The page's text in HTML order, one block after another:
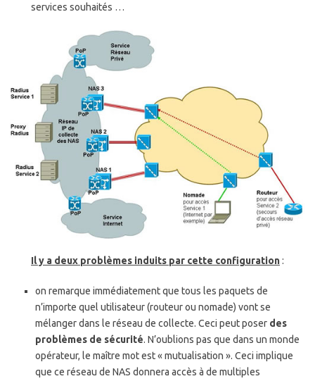
services souhaités …
Il y a deux problèmes induits par cette configuration:
on remarque immédiatement que tous les paquets de
n’importe quel utilisateur (routeur ou nomade) vont se
mélanger dans le réseau de collecte. Ceci peut poser des
problèmes de sécurité. N’oublions pas que dans un monde
opérateur, le maître mot est « mutualisation ». Ceci implique
que ce réseau de NAS donnera accès à de multiples